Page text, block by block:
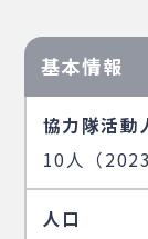
基本情報
協力隊活動
10人（
人口